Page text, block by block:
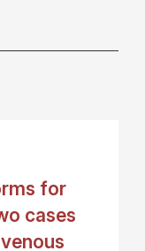
for
cases